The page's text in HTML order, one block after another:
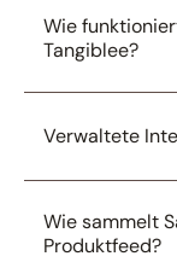
Wie
Tangiblee?
Verwaltete
Wie sammelt
Produktfeed?